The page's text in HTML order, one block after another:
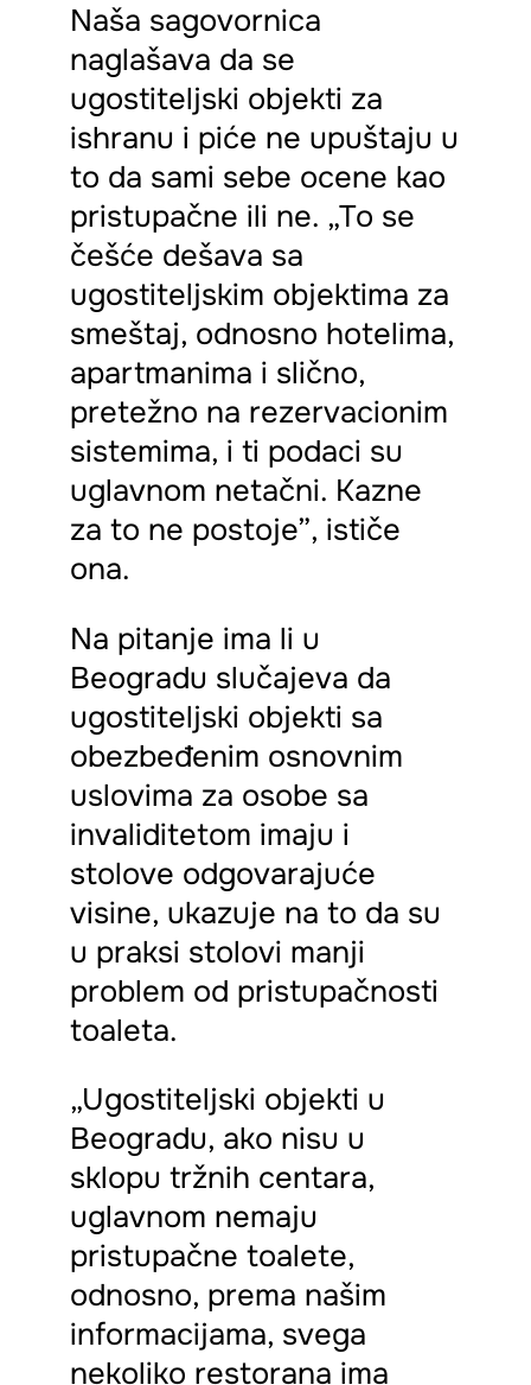
Naša sagovornica
naglašava da se
ugostiteljski objekti za
ishranu i piće ne upuštaju u
to da sami sebe ocene kao
pristupačne ili ne. „To se
češće dešava sa
ugostiteljskim objektima za
smeštaj, odnosno hotelima,
apartmanima i slično,
pretežno na rezervacionim
sistemima, i ti podaci su
uglavnom netačni. Kazne
za to ne postoje”, ističe
ona.
Na pitanje ima li u
Beogradu slučajeva da
ugostiteljski objekti sa
obezbeđenim osnovnim
uslovima za osobe sa
invaliditetom imaju i
stolove odgovarajuće
visine, ukazuje na to da su
u praksi stolovi manji
problem od pristupačnosti
toaleta.
„Ugostiteljski objekti u
Beogradu, ako nisu u
sklopu tržnih centara,
uglavnom nemaju
pristupačne toalete,
odnosno, prema našim
informacijama, svega
nekoliko restorana ima